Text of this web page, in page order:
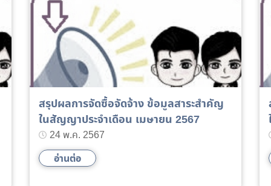
สรุปผลการจัดซื้อจัดจ้าง ข้อมูลสาระสำคัญ
ในสัญญาประจำเดือน เมษายน 2567
24 พ.ค. 2567
อ่านต่อ